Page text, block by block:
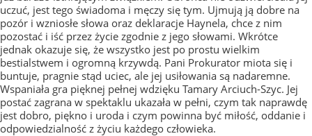
uczuć, jest tego świadoma i męczy się tym. Ujmują ją dobre na
pozór i wzniosłe słowa oraz deklaracje Haynela, chce z nim
pozostać i iść przez życie zgodnie z jego słowami. Wkrótce
jednak okazuje się, że wszystko jest po prostu wielkim
bestialstwem i ogromną krzywdą. Pani Prokurator miota się i
buntuje, pragnie stąd uciec, ale jej usiłowania są nadaremne.
Wspaniała gra pięknej pełnej wdzięku Tamary Arciuch-Szyc. Jej
postać zagrana w spektaklu ukazała w pełni, czym tak naprawdę
jest dobro, piękno i uroda i czym powinna być miłość, oddanie i
odpowiedzialność z życiu każdego człowieka.